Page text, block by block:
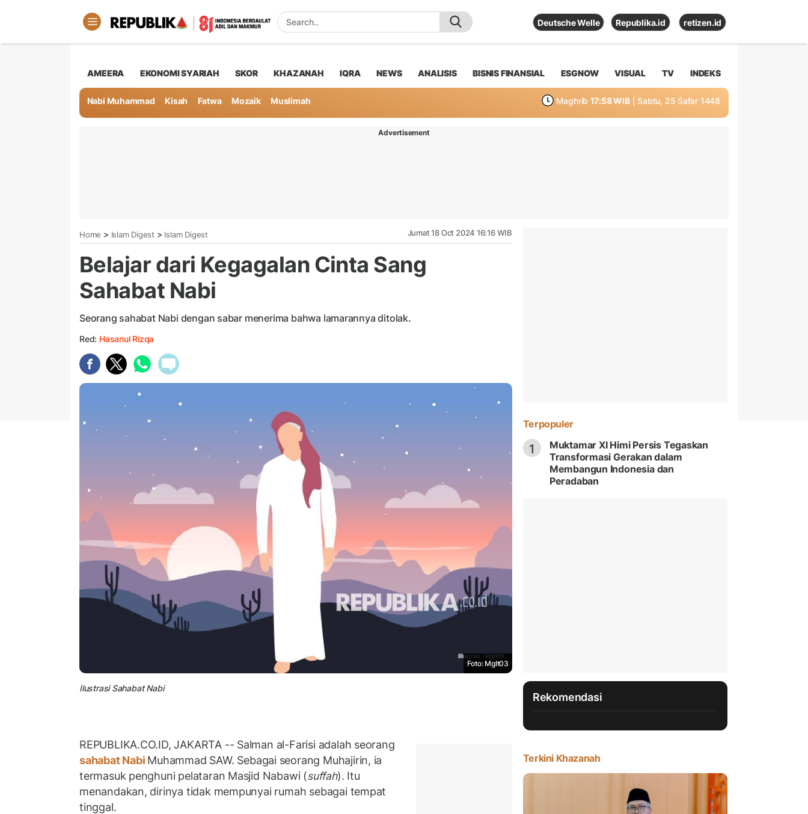
Deutsche Welle Republika.id retizen.id
AMEERA EKONOMI SYARIAH SKOR KHAZANAH IQRA NEWS ANALISIS BISNIS FINANSIAL ESGNOW VISUAL TV INDEKS
Nabi Muhammad Kisah Fatwa Mozaik Muslimah Maghrib 17:58 WIB | Sabtu, 25 Safar 1448
Advertisement
Home > Islam Digest > Islam Digest Jumat 18 Oct 2024 16:16 WIB
Belajar dari Kegagalan Cinta Sang
Sahabat Nabi
Seorang sahabat Nabi dengan sabar menerima bahwa lamarannya ditolak.
Red: Hasanul Rizqa
Foto: MgIt03
Ilustrasi Sahabat Nabi
REPUBLIKA.CO.ID, JAKARTA -- Salman al-Farisi adalah seorang
sahabat Nabi Muhammad SAW. Sebagai seorang Muhajirin, ia
termasuk penghuni pelataran Masjid Nabawi (suffah). Itu
menandakan, dirinya tidak mempunyai rumah sebagai tempat
tinggal.
Terpopuler
1
Muktamar XI Himi Persis Tegaskan
Transformasi Gerakan dalam
Membangun Indonesia dan
Peradaban
Rekomendasi
Terkini Khazanah